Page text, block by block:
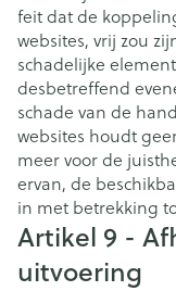
feit dat de
websites, vrij zou
schadelijke
desbetreffend
schade van de
websites houdt
meer voor de
ervan, de
in met betrekking
Artikel 9 -
uitvoering